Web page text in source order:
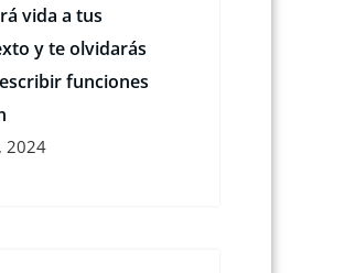
vida a tus
y te olvidarás
funciones
2024